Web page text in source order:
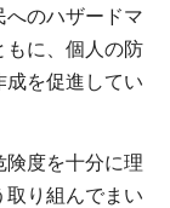
へのハザードマ
もに、個人の防
成を促進してい
険度を十分に理
取り組んでまい